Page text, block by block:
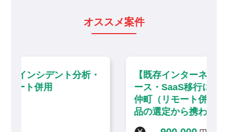
オススメ案件
【既存インターネット閲覧環境のリプレ
ース・SaaS移行に伴う技術支援】門前
仲町（リモート併用）／セキュリティ製
品の選定から携わる上流インフラ案件